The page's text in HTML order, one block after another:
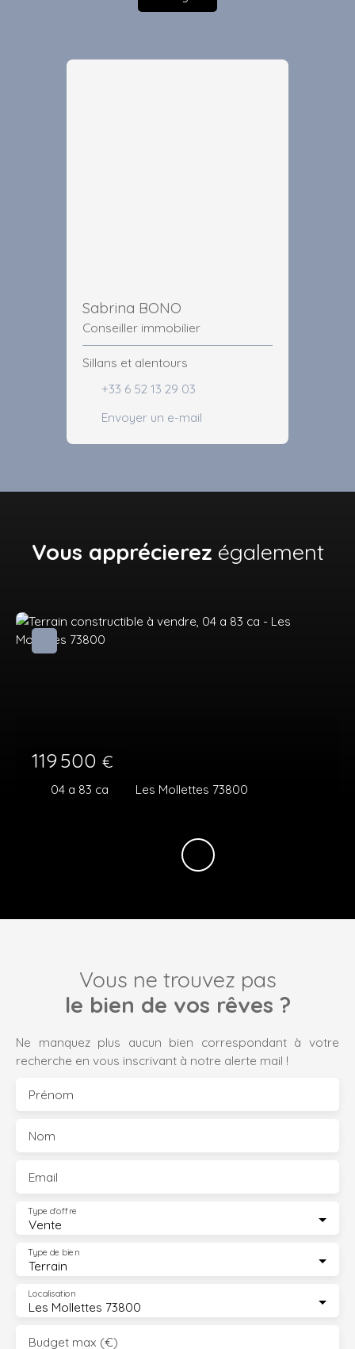
Sabrina BONO
Conseiller immobilier
Sillans et alentours
+33 6 52 13 29 03
Envoyer un e-mail
Vous apprécierez également
119 500 €
04 a 83 ca Les Mollettes 73800
Vous ne trouvez pas
le bien de vos rêves ?
Ne manquez plus aucun bien correspondant à votre
recherche en vous inscrivant à notre alerte mail !
Prénom
Nom
Email
Vente
Type d'offre
Terrain
Type de bien
Les Mollettes 73800
Localisation
Budget max (€)